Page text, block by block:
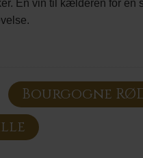
En vin til kælderen for en
Bourgogne